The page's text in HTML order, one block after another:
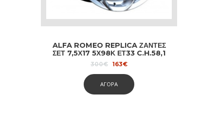
ALFA ROMEO REPLICA ΖΑΝΤΕΣ
ΣΕΤ 7,5Χ17 5Χ98Κ ΕΤ33 C.H.58,1
HYPER BLACK
300€ Original
300€.
163€Current
is:
163€.
ΑΓΟΡΑ